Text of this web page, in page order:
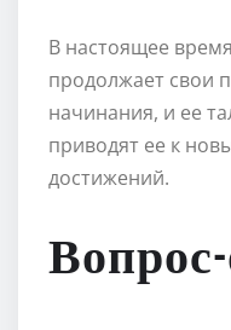
В настоящее
продолжает свои
начинания, и ее
приводят ее к
достижений.